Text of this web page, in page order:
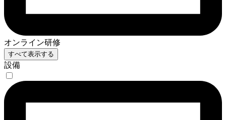
オンライン研修
すべて表示する
設備